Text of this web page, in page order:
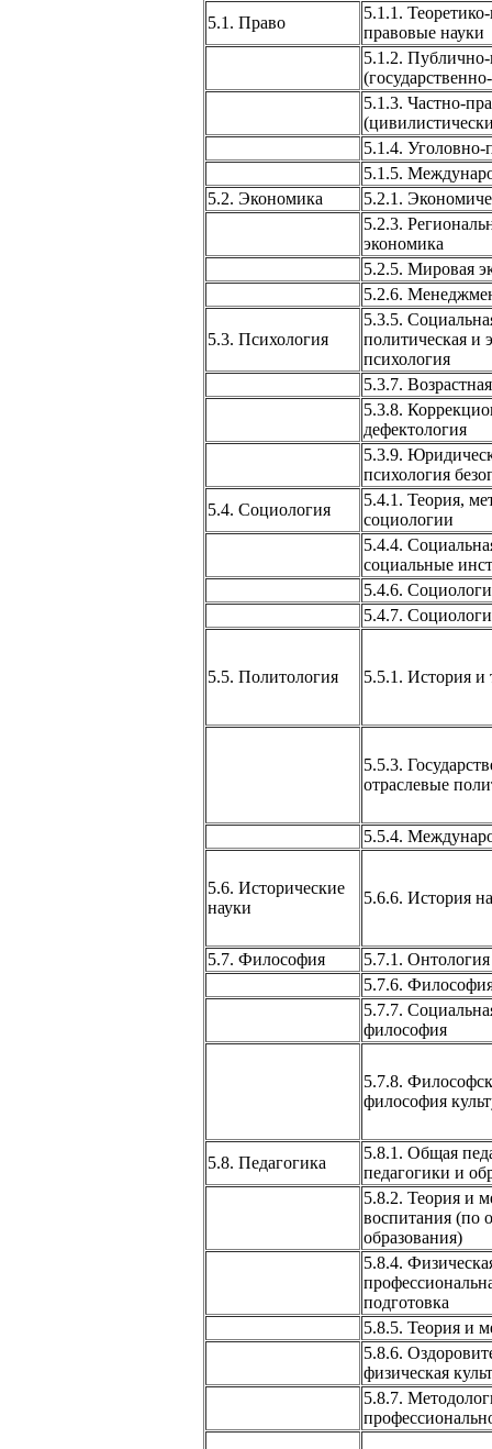
5.1. Право
5.1.1.
правовые науки
5.1.2.
5.1.3. Частно-
5.1.4. Уголовно-
5.1.5.
5.2. Экономика
5.2.1.
5.2.3.
экономика
5.2.5. Мировая
5.2.6.
5.3. Психология
5.3.5.
политическая и
психология
5.3.7.
5.3.8.
дефектология
5.3.9.
психология
5.4. Социология
5.4.1. Теория,
социологии
5.4.4.
социальные
5.4.6.
5.4.7.
5.5. Политология 5.5.1. История и
5.5.3.
отраслевые
5.5.4.
5.6. Исторические
науки
5.6.6. История
5.7. Философия
5.7.1.
5.7.6.
5.7.7.
философия
5.7.8.
философия
5.8. Педагогика
5.8.1. Общая
педагогики и
5.8.2. Теория и
воспитания (по
образования)
5.8.4.
подготовка
5.8.5. Теория и
5.8.6.
физическая
5.8.7.